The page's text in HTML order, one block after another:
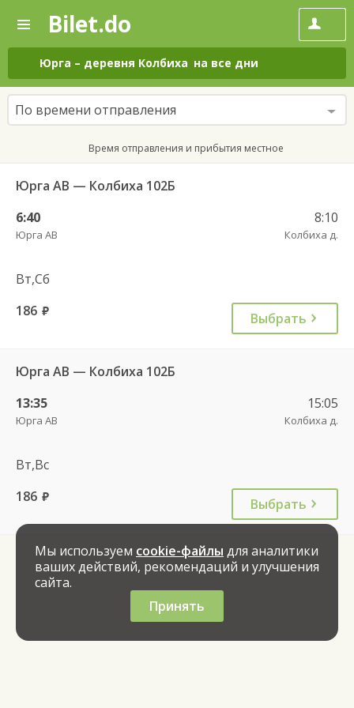
—
Поиск
и
покупка
билетов
на
автобус
онлайн
Bilet.do
Юрга – деревня Колбиха на все дни
По времени отправления
Время отправления и прибытия местное
Юрга АВ — Колбиха 102Б
6:40
Юрга АВ
8:10
Колбиха д.
Вт,Сб
186 руб. Выбрать
Юрга АВ — Колбиха 102Б
13:35
Юрга АВ
15:05
Колбиха д.
Вт,Вс
186 руб. Выбрать
Мы используем cookie-файлы для аналитики
ваших действий, рекомендаций и улучшения
сайта.
Принять